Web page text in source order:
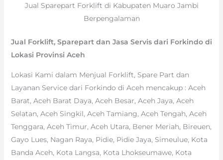
Jual Sparepart Forklift di Kabupaten Muaro Jambi
Berpengalaman
Jual Forklift, Sparepart dan Jasa Servis dari Forkindo di
Lokasi Provinsi Aceh
Lokasi Kami dalam Menjual Forklift, Spare Part dan
Layanan Service dari Forkindo di Aceh mencakup : Aceh
Barat, Aceh Barat Daya, Aceh Besar, Aceh Jaya, Aceh
Selatan, Aceh Singkil, Aceh Tamiang, Aceh Tengah, Aceh
Tenggara, Aceh Timur, Aceh Utara, Bener Meriah, Bireuen,
Gayo Lues, Nagan Raya, Pidie, Pidie Jaya, Simeulue, Kota
Banda Aceh, Kota Langsa, Kota Lhokseumawe, Kota